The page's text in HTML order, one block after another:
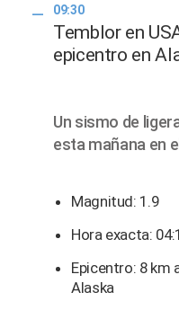
09:30
Temblor en
epicentro en
Un sismo de
esta mañana en
Magnitud: 1.9
Hora exacta:
Epicentro: 8 km
Alaska